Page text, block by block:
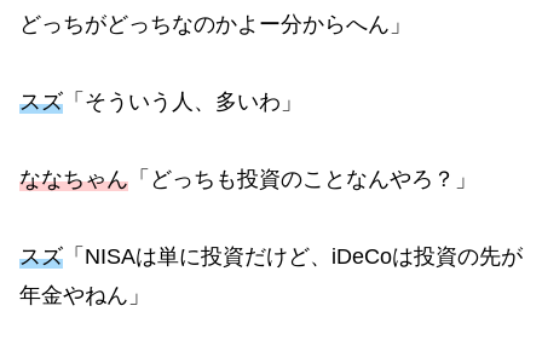
どっちがどっちなのかよー分からへん」
スズ 「そういう人、多いわ」
ななちゃん 「どっちも投資のことなんやろ？」
スズ 「NISAは単に投資だけど、iDeCoは投資の先が
年金やねん」